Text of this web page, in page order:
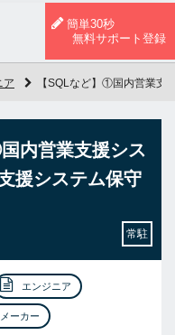
簡単30秒
無料サポート登録
ア 【SQLなど】①国内営業支
内営業支援シス
援システム保守
常駐
エンジニア
ーカー